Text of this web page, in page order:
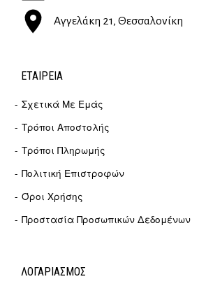
Αγγελάκη 21, Θεσσαλονίκη
ΕΤΑΙΡΕΊΑ
Σχετικά Με Εμάς
Τρόποι Αποστολής
Τρόποι Πληρωμής
Πολιτική Επιστροφών
Όροι Χρήσης
Προστασία Προσωπικών Δεδομένων
ΛΟΓΑΡΙΑΣΜΟΣ